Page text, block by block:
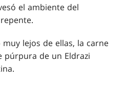
el ambiente del
lejos de ellas, la carne
púrpura de un Eldrazi